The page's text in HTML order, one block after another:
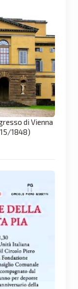
di Vienna
1848)